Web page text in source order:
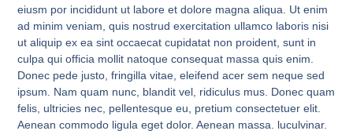
eiusm por incididunt ut labore et dolore magna aliqua. Ut enim
ad minim veniam, quis nostrud exercitation ullamco laboris nisi
ut aliquip ex ea sint occaecat cupidatat non proident, sunt in
culpa qui officia mollit natoque consequat massa quis enim.
Donec pede justo, fringilla vitae, eleifend acer sem neque sed
ipsum. Nam quam nunc, blandit vel, ridiculus mus. Donec quam
felis, ultricies nec, pellentesque eu, pretium consectetuer elit.
Aenean commodo ligula eget dolor. Aenean massa. luculvinar.